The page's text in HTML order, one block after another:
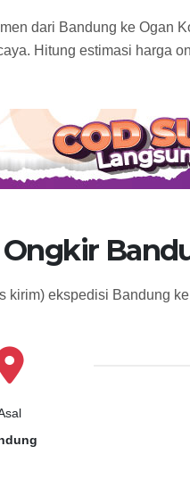
dari Bandung ke Ogan
Hitung estimasi harga
Ongkir
kirim) ekspedisi Bandung